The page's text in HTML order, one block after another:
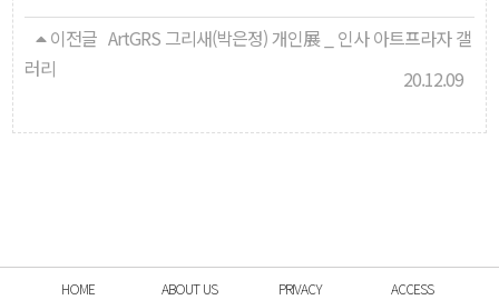
이전글 ArtGRS 그리새(박은정) 개인展 _ 인사 아트프라자 갤
러리
20.12.09
HOME ABOUT US PRIVACY ACCESS